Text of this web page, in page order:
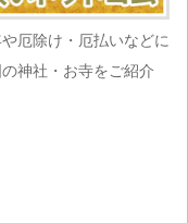
厄除け・厄払いなどに
神社・お寺をご紹介